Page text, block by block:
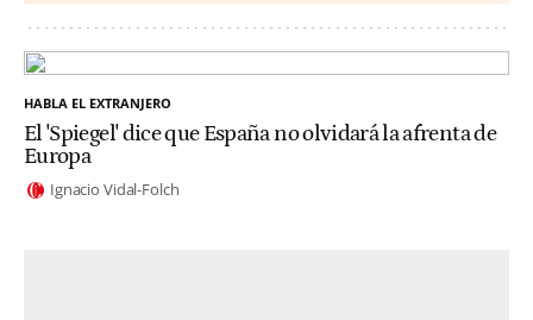
HABLA EL EXTRANJERO
El 'Spiegel' dice que España no olvidará la afrenta de
Europa
Ignacio Vidal-Folch